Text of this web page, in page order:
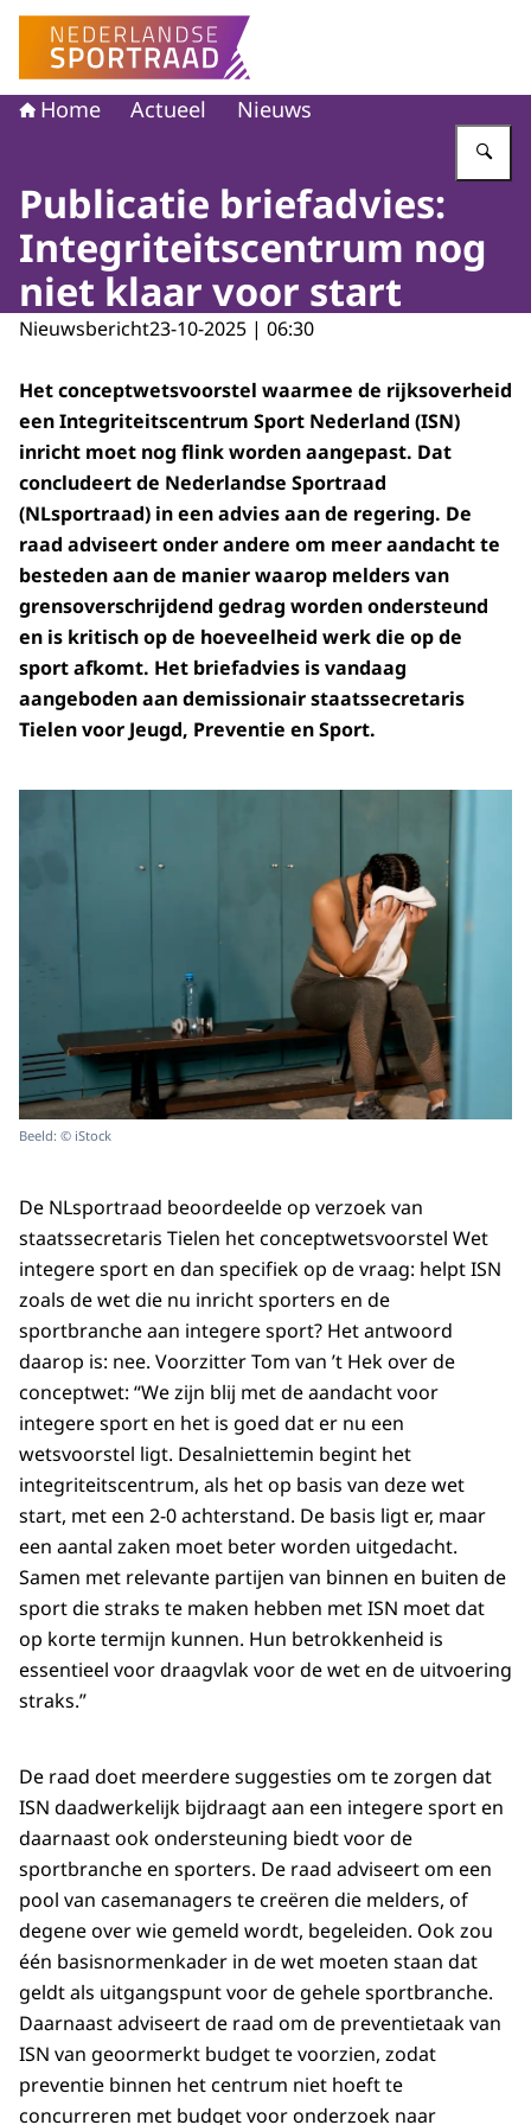
Naar de homepage van Nederlandse Sportraad
Home Actueel Nieuws
Publicatie briefadvies:
Integriteitscentrum nog
niet klaar voor start
Nieuwsbericht23-10-2025 | 06:30
Het conceptwetsvoorstel waarmee de rijksoverheid
een Integriteitscentrum Sport Nederland (ISN)
inricht moet nog flink worden aangepast. Dat
concludeert de Nederlandse Sportraad
(NLsportraad) in een advies aan de regering. De
raad adviseert onder andere om meer aandacht te
besteden aan de manier waarop melders van
grensoverschrijdend gedrag worden ondersteund
en is kritisch op de hoeveelheid werk die op de
sport afkomt. Het briefadvies is vandaag
aangeboden aan demissionair staatssecretaris
Tielen voor Jeugd, Preventie en Sport.
Beeld: © iStock
De NLsportraad beoordeelde op verzoek van
staatssecretaris Tielen het conceptwetsvoorstel Wet
integere sport en dan specifiek op de vraag: helpt ISN
zoals de wet die nu inricht sporters en de
sportbranche aan integere sport? Het antwoord
daarop is: nee. Voorzitter Tom van ’t Hek over de
conceptwet: “We zijn blij met de aandacht voor
integere sport en het is goed dat er nu een
wetsvoorstel ligt. Desalniettemin begint het
integriteitscentrum, als het op basis van deze wet
start, met een 2-0 achterstand. De basis ligt er, maar
een aantal zaken moet beter worden uitgedacht.
Samen met relevante partijen van binnen en buiten de
sport die straks te maken hebben met ISN moet dat
op korte termijn kunnen. Hun betrokkenheid is
essentieel voor draagvlak voor de wet en de uitvoering
straks.”
De raad doet meerdere suggesties om te zorgen dat
ISN daadwerkelijk bijdraagt aan een integere sport en
daarnaast ook ondersteuning biedt voor de
sportbranche en sporters. De raad adviseert om een
pool van casemanagers te creëren die melders, of
degene over wie gemeld wordt, begeleiden. Ook zou
één basisnormenkader in de wet moeten staan dat
geldt als uitgangspunt voor de gehele sportbranche.
Daarnaast adviseert de raad om de preventietaak van
ISN van geoormerkt budget te voorzien, zodat
preventie binnen het centrum niet hoeft te
concurreren met budget voor onderzoek naar